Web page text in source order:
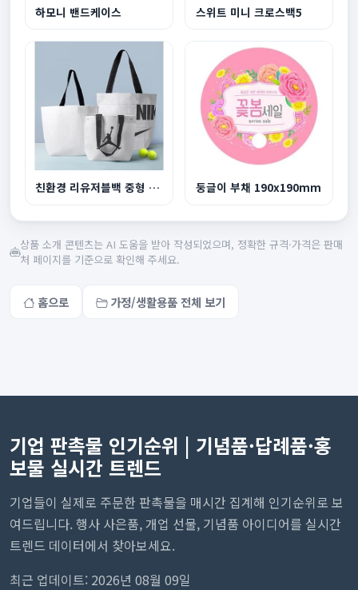
하모니 밴드케이스 스위트 미니 크로스백5
친환경 리유저블백 중형 440x360x150mm 둥글이 부채 190x190mm
상품 소개 콘텐츠는 AI 도움을 받아 작성되었으며, 정확한 규격·가격은 판매
처 페이지를 기준으로 확인해 주세요.
홈으로 가정/생활용품 전체 보기
기업 판촉물 인기순위 | 기념품·답례품·홍
보물 실시간 트렌드
기업들이 실제로 주문한 판촉물을 매시간 집계해 인기순위로 보
여드립니다. 행사 사은품, 개업 선물, 기념품 아이디어를 실시간
트렌드 데이터에서 찾아보세요.
최근 업데이트: 2026년 08월 09일